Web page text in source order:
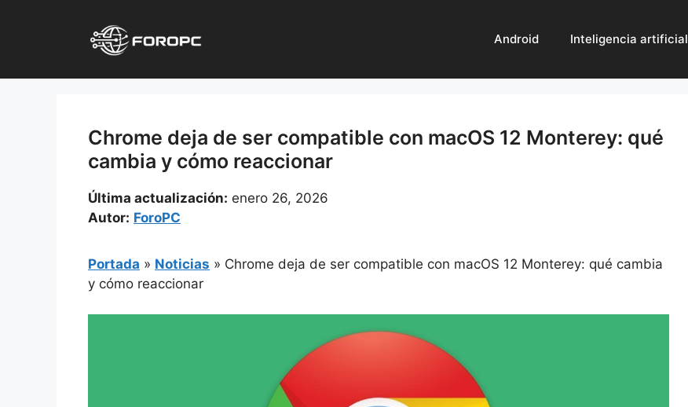
Android Inteligencia artificial
Chrome deja de ser compatible con macOS 12 Monterey: qué
cambia y cómo reaccionar
Última actualización: enero 26, 2026
Autor: ForoPC
Portada » Noticias » Chrome deja de ser compatible con macOS 12 Monterey: qué cambia
y cómo reaccionar